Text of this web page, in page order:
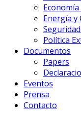
Energía y
Política
Documentos
Papers
Eventos
Prensa
Contacto